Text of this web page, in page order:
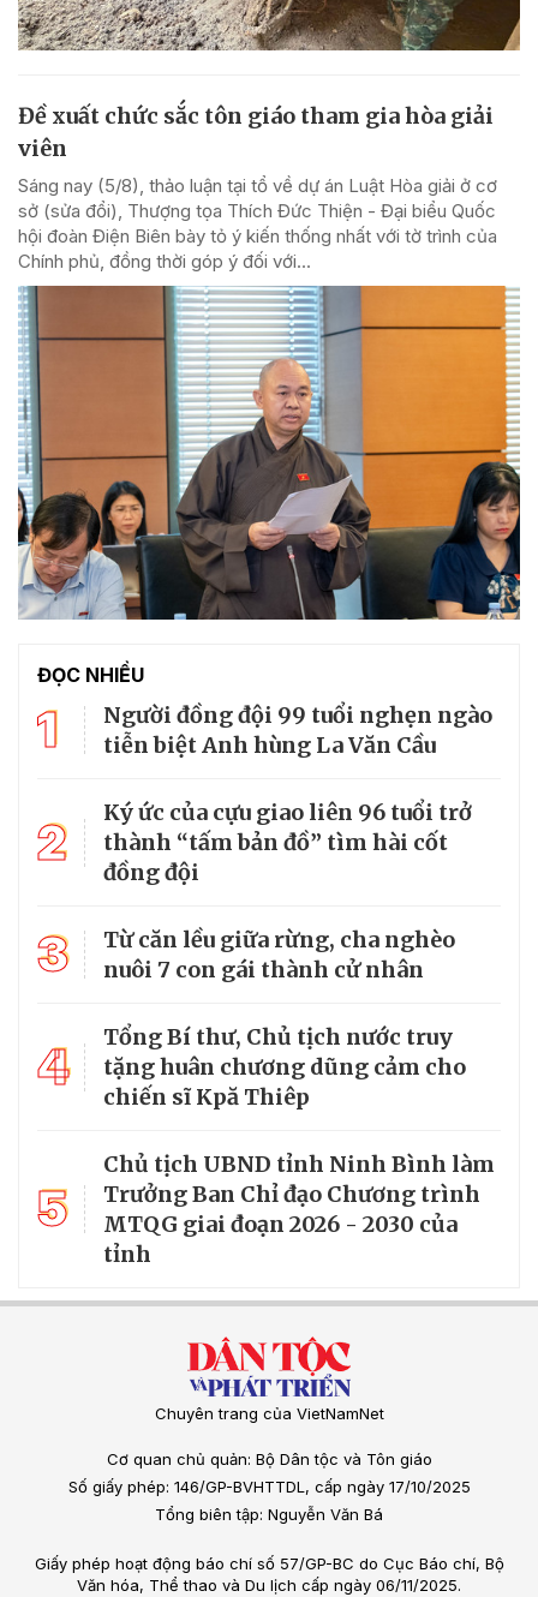
Đề xuất chức sắc tôn giáo tham gia hòa giải
viên
Sáng nay (5/8), thảo luận tại tổ về dự án Luật Hòa giải ở cơ
sở (sửa đổi), Thượng tọa Thích Đức Thiện - Đại biểu Quốc
hội đoàn Điện Biên bày tỏ ý kiến thống nhất với tờ trình của
Chính phủ, đồng thời góp ý đối với...
ĐỌC NHIỀU
1
Người đồng đội 99 tuổi nghẹn ngào
tiễn biệt Anh hùng La Văn Cầu
2
Ký ức của cựu giao liên 96 tuổi trở
thành “tấm bản đồ” tìm hài cốt
đồng đội
3
Từ căn lều giữa rừng, cha nghèo
nuôi 7 con gái thành cử nhân
4
Tổng Bí thư, Chủ tịch nước truy
tặng huân chương dũng cảm cho
chiến sĩ Kpă Thiêp
5
Chủ tịch UBND tỉnh Ninh Bình làm
Trưởng Ban Chỉ đạo Chương trình
MTQG giai đoạn 2026 - 2030 của
tỉnh
Chuyên trang của VietNamNet
Cơ quan chủ quản: Bộ Dân tộc và Tôn giáo
Số giấy phép: 146/GP-BVHTTDL, cấp ngày 17/10/2025
Tổng biên tập: Nguyễn Văn Bá
Giấy phép hoạt động báo chí số 57/GP-BC do Cục Báo chí, Bộ
Văn hóa, Thể thao và Du lịch cấp ngày 06/11/2025.